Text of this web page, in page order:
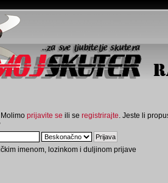
. Molimo prijavite se ili se registrirajte . Jeste li
imenom, lozinkom i duljinom prijave